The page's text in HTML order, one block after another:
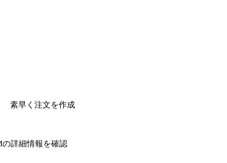
素早く注文を作成
の詳細情報を確認